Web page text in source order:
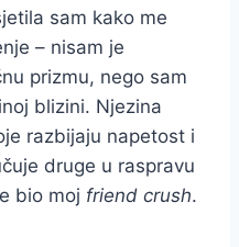
sam kako me
– nisam je
prizmu, nego sam
blizini. Njezina
razbijaju napetost i
druge u raspravu
bio moj friend crush.